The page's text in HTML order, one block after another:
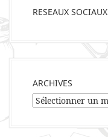
RESEAUX SOCIAUX
ARCHIVES
Archives